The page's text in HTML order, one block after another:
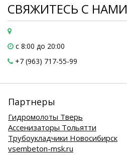
СВЯЖИТЕСЬ С НАМИ
с 8:00 до 20:00
+7 (963) 717-55-99
Партнеры
Гидромолоты Тверь
Ассенизаторы Тольятти
Трубоукладчики Новосибирск
vsembeton-msk.ru